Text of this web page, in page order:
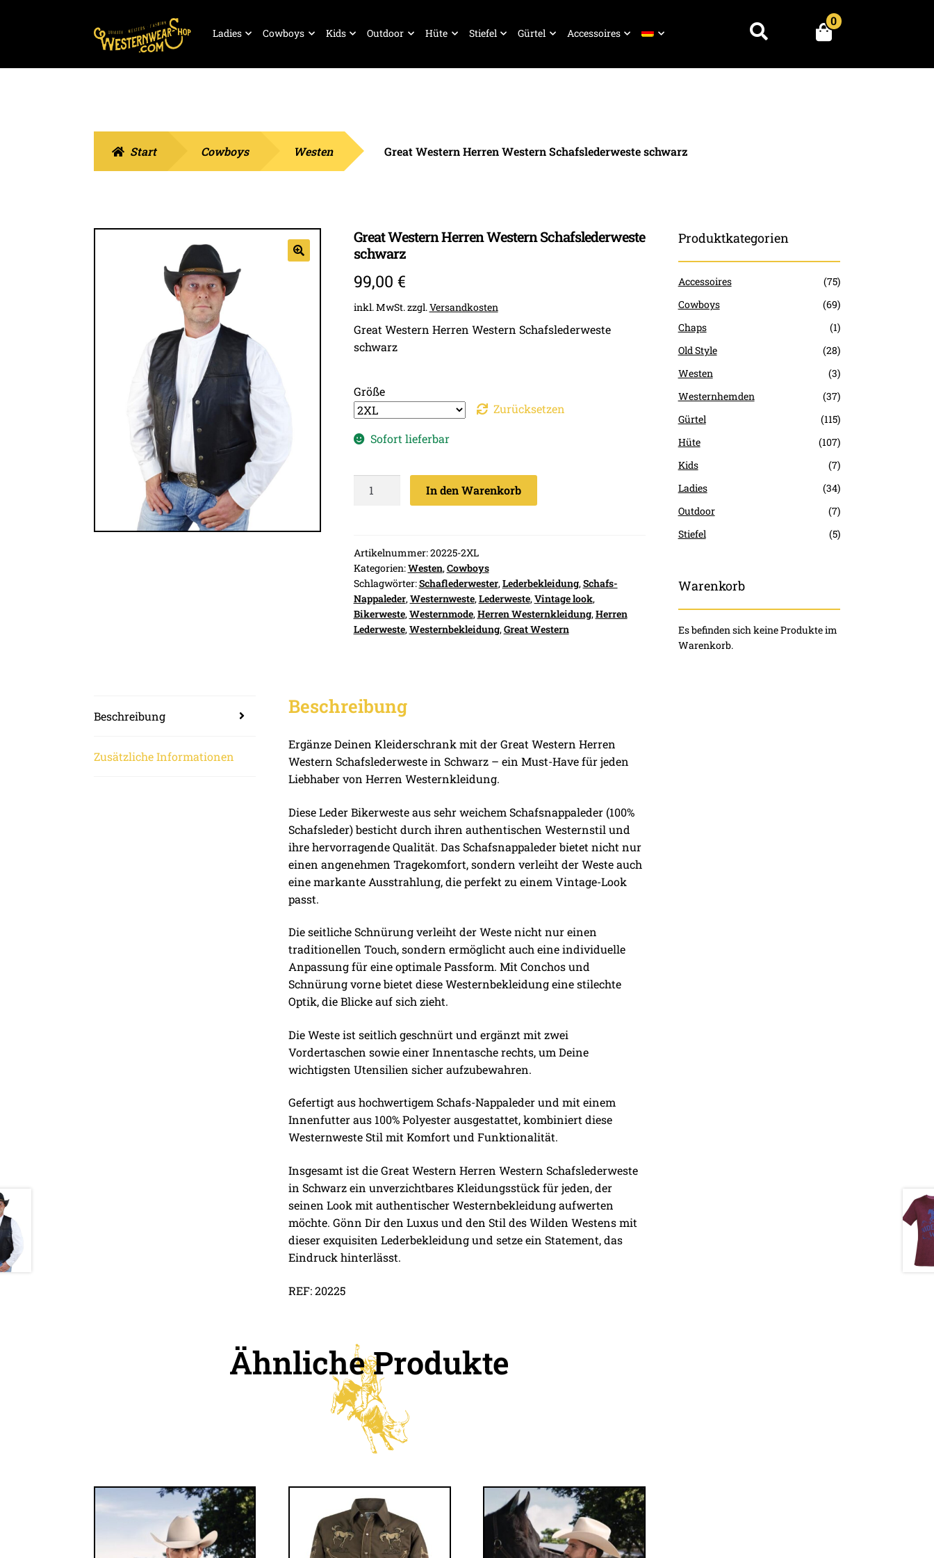
Zur
Navigation
Zum
Inhalt
Ladies Cowboys Kids Outdoor Hüte Stiefel Gürtel Accessoires
Suchen 0
Start Cowboys Westen Great Western Herren Western Schafslederweste schwarz
Great Western Herren Western Schafslederweste
schwarz
99,00 €
inkl. MwSt.zzgl.Versandkosten
Great Western Herren Western Schafslederweste
schwarz
Größe
Zurücksetzen
Sofort lieferbar
Great
Schafslederweste
schwarz
Menge
In den Warenkorb
Artikelnummer:20225-2XL
Kategorien:Westen,Cowboys
Schlagwörter:Schaflederwester,Lederbekleidung,Schafs-
Nappaleder,Westernweste,Lederweste,Vintage look,
Bikerweste,Westernmode,Herren Westernkleidung,Herren
Lederweste,Westernbekleidung,Great Western
Beschreibung
Zusätzliche Informationen
Beschreibung
Ergänze Deinen Kleiderschrank mit der Great Western Herren
Western Schafslederweste in Schwarz – ein Must-Have für jeden
Liebhaber von Herren Westernkleidung.
Diese Leder Bikerweste aus sehr weichem Schafsnappaleder (100%
Schafsleder) besticht durch ihren authentischen Westernstil und
ihre hervorragende Qualität. Das Schafsnappaleder bietet nicht nur
einen angenehmen Tragekomfort, sondern verleiht der Weste auch
eine markante Ausstrahlung, die perfekt zu einem Vintage-Look
passt.
Die seitliche Schnürung verleiht der Weste nicht nur einen
traditionellen Touch, sondern ermöglicht auch eine individuelle
Anpassung für eine optimale Passform. Mit Conchos und
Schnürung vorne bietet diese Westernbekleidung eine stilechte
Optik, die Blicke auf sich zieht.
Die Weste ist seitlich geschnürt und ergänzt mit zwei
Vordertaschen sowie einer Innentasche rechts, um Deine
wichtigsten Utensilien sicher aufzubewahren.
Gefertigt aus hochwertigem Schafs-Nappaleder und mit einem
Innenfutter aus 100% Polyester ausgestattet, kombiniert diese
Westernweste Stil mit Komfort und Funktionalität.
Insgesamt ist die Great Western Herren Western Schafslederweste
in Schwarz ein unverzichtbares Kleidungsstück für jeden, der
seinen Look mit authentischer Westernbekleidung aufwerten
möchte. Gönn Dir den Luxus und den Stil des Wilden Westens mit
dieser exquisiten Lederbekleidung und setze ein Statement, das
Eindruck hinterlässt.
REF: 20225
Ähnliche Produkte
Produktkategorien
Accessoires
(75)
Cowboys
(69)
Chaps
(1)
Old Style
(28)
Westen
(3)
Westernhemden
(37)
Gürtel
(115)
Hüte
(107)
Kids
(7)
Ladies
(34)
Outdoor
(7)
Stiefel
(5)
Warenkorb
Es befinden sich keine Produkte im
Warenkorb.